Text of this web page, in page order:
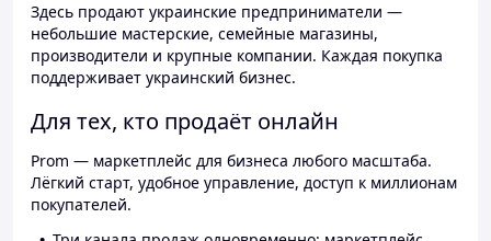
Здесь продают украинские предприниматели —
небольшие мастерские, семейные магазины,
производители и крупные компании. Каждая покупка
поддерживает украинский бизнес.
Для тех, кто продаёт онлайн
Prom — маркетплейс для бизнеса любого масштаба.
Лёгкий старт, удобное управление, доступ к миллионам
покупателей.